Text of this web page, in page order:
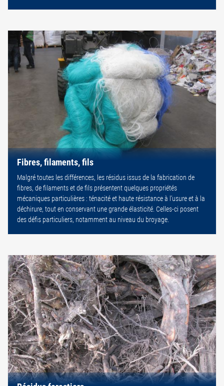
Fibres, filaments, fils
Malgré toutes les différences, les résidus issus de la fabrication de
fibres, de filaments et de fils présentent quelques propriétés
mécaniques particulières : ténacité et haute résistance à l’usure et à la
déchirure, tout en conservant une grande élasticité. Celles-ci posent
des défis particuliers, notamment au niveau du broyage.